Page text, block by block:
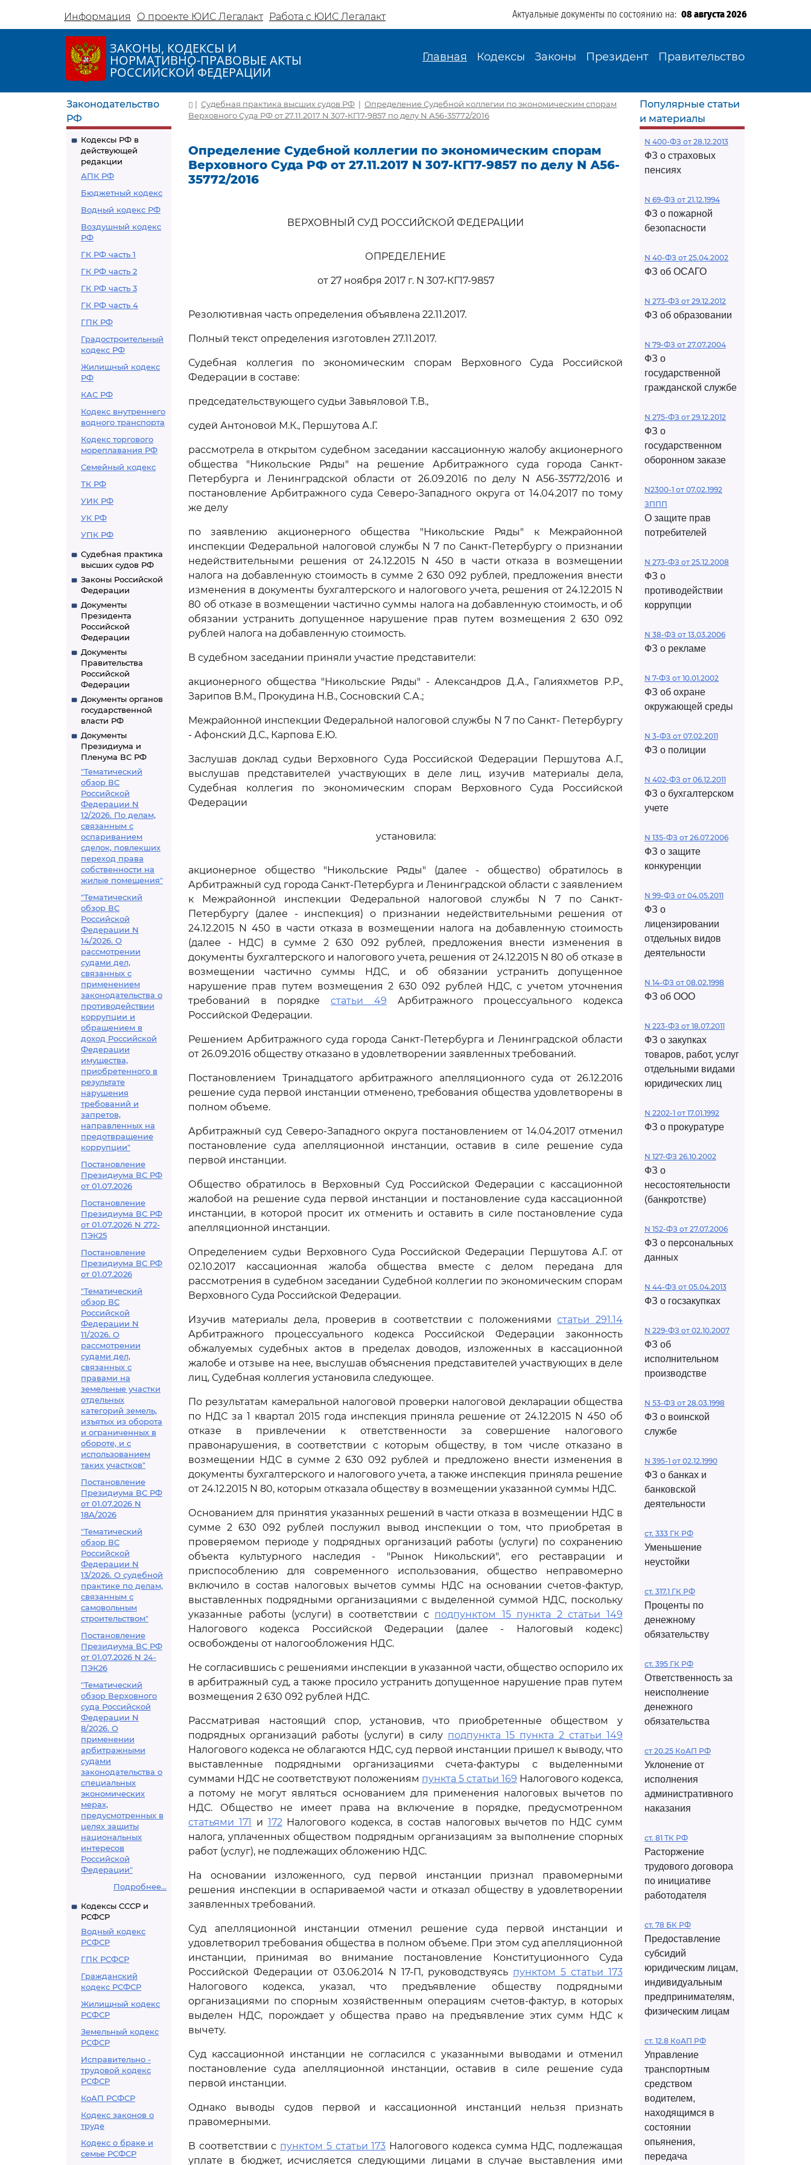
Информация О проекте ЮИС Легалакт Работа с ЮИС Легалакт Актуальные документы по состоянию на: 08 августа 2026
ЗАКОНЫ, КОДЕКСЫ И
НОРМАТИВНО-ПРАВОВЫЕ АКТЫ
РОССИЙСКОЙ ФЕДЕРАЦИИ
Главная Кодексы Законы Президент Правительство
Законодательство
РФ
Кодексы РФ в
действующей
редакции
АПК РФ
Бюджетный кодекс
Водный кодекс РФ
Воздушный кодекс
РФ
ГК РФ часть 1
ГК РФ часть 2
ГК РФ часть 3
ГК РФ часть 4
ГПК РФ
Градостроительный
кодекс РФ
Жилищный кодекс
РФ
КАС РФ
Кодекс внутреннего
водного транспорта
Кодекс торгового
мореплавания РФ
Семейный кодекс
ТК РФ
УИК РФ
УК РФ
УПК РФ
Судебная практика
высших судов РФ
Законы Российской
Федерации
Документы
Президента
Российской
Федерации
Документы
Правительства
Российской
Федерации
Документы органов
государственной
власти РФ
Документы
Президиума и
Пленума ВС РФ
"Тематический
обзор ВС
Российской
Федерации N
12/2026. По делам,
связанным с
оспариванием
сделок, повлекших
переход права
собственности на
жилые помещения"
"Тематический
обзор ВС
Российской
Федерации N
14/2026. О
рассмотрении
судами дел,
связанных с
применением
законодательства о
противодействии
коррупции и
обращением в
доход Российской
Федерации
имущества,
приобретенного в
результате
нарушения
требований и
запретов,
направленных на
предотвращение
коррупции"
Постановление
Президиума ВС РФ
от 01.07.2026
Постановление
Президиума ВС РФ
от 01.07.2026 N 272-
ПЭК25
Постановление
Президиума ВС РФ
от 01.07.2026
"Тематический
обзор ВС
Российской
Федерации N
11/2026. О
рассмотрении
судами дел,
связанных с
правами на
земельные участки
отдельных
категорий земель,
изъятых из оборота
и ограниченных в
обороте, и с
использованием
таких участков"
Постановление
Президиума ВС РФ
от 01.07.2026 N
18А/2026
"Тематический
обзор ВС
Российской
Федерации N
13/2026. О судебной
практике по делам,
связанным с
самовольным
строительством"
Постановление
Президиума ВС РФ
от 01.07.2026 N 24-
ПЭК26
"Тематический
обзор Верховного
суда Российской
Федерации N
8/2026. О
применении
арбитражными
судами
законодательства о
специальных
экономических
мерах,
предусмотренных в
целях защиты
национальных
интересов
Российской
Федерации"
Подробнее...
Кодексы СССР и
РСФСР
Водный кодекс
РСФСР
ГПК РСФСР
Гражданский
кодекс РСФСР
Жилищный кодекс
РСФСР
Земельный кодекс
РСФСР
Исправительно -
трудовой кодекс
РСФСР
КоАП РСФСР
Кодекс законов о
труде
Кодекс о браке и
семье РСФСР
| Судебная практика высших судов РФ | Определение Судебной коллегии по экономическим спорам
Верховного Суда РФ от 27.11.2017 N 307-КГ17-9857 по делу N А56-35772/2016
Определение Судебной коллегии по экономическим спорам
Верховного Суда РФ от 27.11.2017 N 307-КГ17-9857 по делу N А56-
35772/2016
ВЕРХОВНЫЙ СУД РОССИЙСКОЙ ФЕДЕРАЦИИ
ОПРЕДЕЛЕНИЕ
от 27 ноября 2017 г. N 307-КГ17-9857
Резолютивная часть определения объявлена 22.11.2017.
Полный текст определения изготовлен 27.11.2017.
Судебная коллегия по экономическим спорам Верховного Суда Российской
Федерации в составе:
председательствующего судьи Завьяловой Т.В.,
судей Антоновой М.К., Першутова А.Г.
рассмотрела в открытом судебном заседании кассационную жалобу акционерного
общества "Никольские Ряды" на решение Арбитражного суда города Санкт-
Петербурга и Ленинградской области от 26.09.2016 по делу N А56-35772/2016 и
постановление Арбитражного суда Северо-Западного округа от 14.04.2017 по тому
же делу
по заявлению акционерного общества "Никольские Ряды" к Межрайонной
инспекции Федеральной налоговой службы N 7 по Санкт-Петербургу о признании
недействительными решения от 24.12.2015 N 450 в части отказа в возмещении
налога на добавленную стоимость в сумме 2 630 092 рублей, предложения внести
изменения в документы бухгалтерского и налогового учета, решения от 24.12.2015 N
80 об отказе в возмещении частично суммы налога на добавленную стоимость, и об
обязании устранить допущенное нарушение прав путем возмещения 2 630 092
рублей налога на добавленную стоимость.
В судебном заседании приняли участие представители:
акционерного общества "Никольские Ряды" - Александров Д.А., Галияхметов Р.Р.,
Зарипов В.М., Прокудина Н.В., Сосновский С.А.;
Межрайонной инспекции Федеральной налоговой службы N 7 по Санкт- Петербургу
- Афонский Д.С., Карпова Е.Ю.
Заслушав доклад судьи Верховного Суда Российской Федерации Першутова А.Г.,
выслушав представителей участвующих в деле лиц, изучив материалы дела,
Судебная коллегия по экономическим спорам Верховного Суда Российской
Федерации
установила:
акционерное общество "Никольские Ряды" (далее - общество) обратилось в
Арбитражный суд города Санкт-Петербурга и Ленинградской области с заявлением
к Межрайонной инспекции Федеральной налоговой службы N 7 по Санкт-
Петербургу (далее - инспекция) о признании недействительными решения от
24.12.2015 N 450 в части отказа в возмещении налога на добавленную стоимость
(далее - НДС) в сумме 2 630 092 рублей, предложения внести изменения в
документы бухгалтерского и налогового учета, решения от 24.12.2015 N 80 об отказе в
возмещении частично суммы НДС, и об обязании устранить допущенное
нарушение прав путем возмещения 2 630 092 рублей НДС, с учетом уточнения
требований в порядкестатьи 49 Арбитражного процессуального кодекса
Российской Федерации.
Решением Арбитражного суда города Санкт-Петербурга и Ленинградской области
от 26.09.2016 обществу отказано в удовлетворении заявленных требований.
Постановлением Тринадцатого арбитражного апелляционного суда от 26.12.2016
решение суда первой инстанции отменено, требования общества удовлетворены в
полном объеме.
Арбитражный суд Северо-Западного округа постановлением от 14.04.2017 отменил
постановление суда апелляционной инстанции, оставив в силе решение суда
первой инстанции.
Общество обратилось в Верховный Суд Российской Федерации с кассационной
жалобой на решение суда первой инстанции и постановление суда кассационной
инстанции, в которой просит их отменить и оставить в силе постановление суда
апелляционной инстанции.
Определением судьи Верховного Суда Российской Федерации Першутова А.Г. от
02.10.2017 кассационная жалоба общества вместе с делом передана для
рассмотрения в судебном заседании Судебной коллегии по экономическим спорам
Верховного Суда Российской Федерации.
Изучив материалы дела, проверив в соответствии с положениямистатьи 291.14
Арбитражного процессуального кодекса Российской Федерации законность
обжалуемых судебных актов в пределах доводов, изложенных в кассационной
жалобе и отзыве на нее, выслушав объяснения представителей участвующих в деле
лиц, Судебная коллегия установила следующее.
По результатам камеральной налоговой проверки налоговой декларации общества
по НДС за 1 квартал 2015 года инспекция приняла решение от 24.12.2015 N 450 об
отказе в привлечении к ответственности за совершение налогового
правонарушения, в соответствии с которым обществу, в том числе отказано в
возмещении НДС в сумме 2 630 092 рублей и предложено внести изменения в
документы бухгалтерского и налогового учета, а также инспекция приняла решение
от 24.12.2015 N 80, которым отказала обществу в возмещении указанной суммы НДС.
Основанием для принятия указанных решений в части отказа в возмещении НДС в
сумме 2 630 092 рублей послужил вывод инспекции о том, что приобретая в
проверяемом периоде у подрядных организаций работы (услуги) по сохранению
объекта культурного наследия - "Рынок Никольский", его реставрации и
приспособлению для современного использования, общество неправомерно
включило в состав налоговых вычетов суммы НДС на основании счетов-фактур,
выставленных подрядными организациями с выделенной суммой НДС, поскольку
указанные работы (услуги) в соответствии с подпунктом 15 пункта 2 статьи 149
Налогового кодекса Российской Федерации (далее - Налоговый кодекс)
освобождены от налогообложения НДС.
Не согласившись с решениями инспекции в указанной части, общество оспорило их
в арбитражный суд, а также просило устранить допущенное нарушение прав путем
возмещения 2 630 092 рублей НДС.
Рассматривая настоящий спор, установив, что приобретенные обществом у
подрядных организаций работы (услуги) в силу подпункта 15 пункта 2 статьи 149
Налогового кодекса не облагаются НДС, суд первой инстанции пришел к выводу, что
выставленные подрядными организациями счета-фактуры с выделенными
суммами НДС не соответствуют положениям пункта 5 статьи 169 Налогового кодекса,
а потому не могут являться основанием для применения налоговых вычетов по
НДС. Общество не имеет права на включение в порядке, предусмотренном
статьями 171 и 172Налогового кодекса, в состав налоговых вычетов по НДС сумм
налога, уплаченных обществом подрядным организациям за выполнение спорных
работ (услуг), не подлежащих обложению НДС.
На основании изложенного, суд первой инстанции признал правомерными
решения инспекции в оспариваемой части и отказал обществу в удовлетворении
заявленных требований.
Суд апелляционной инстанции отменил решение суда первой инстанции и
удовлетворил требования общества в полном объеме. При этом суд апелляционной
инстанции, принимая во внимание постановление Конституционного Суда
Российской Федерации от 03.06.2014 N 17-П, руководствуясь пунктом 5 статьи 173
Налогового кодекса, указал, что предъявление обществу подрядными
организациями по спорным хозяйственным операциям счетов-фактур, в которых
выделен НДС, порождает у общества право на предъявление этих сумм НДС к
вычету.
Суд кассационной инстанции не согласился с указанными выводами и отменил
постановление суда апелляционной инстанции, оставив в силе решение суда
первой инстанции.
Однако выводы судов первой и кассационной инстанций нельзя признать
правомерными.
В соответствии с пунктом 5 статьи 173 Налогового кодекса сумма НДС, подлежащая
уплате в бюджет, исчисляется следующими лицами в случае выставления ими
Популярные статьи
и материалы
N 400-ФЗ от 28.12.2013
ФЗ о страховых
пенсиях
N 69-ФЗ от 21.12.1994
ФЗ о пожарной
безопасности
N 40-ФЗ от 25.04.2002
ФЗ об ОСАГО
N 273-ФЗ от 29.12.2012
ФЗ об образовании
N 79-ФЗ от 27.07.2004
ФЗ о
государственной
гражданской службе
N 275-ФЗ от 29.12.2012
ФЗ о
государственном
оборонном заказе
N2300-1 от 07.02.1992
ЗППП
О защите прав
потребителей
N 273-ФЗ от 25.12.2008
ФЗ о
противодействии
коррупции
N 38-ФЗ от 13.03.2006
ФЗ о рекламе
N 7-ФЗ от 10.01.2002
ФЗ об охране
окружающей среды
N 3-ФЗ от 07.02.2011
ФЗ о полиции
N 402-ФЗ от 06.12.2011
ФЗ о бухгалтерском
учете
N 135-ФЗ от 26.07.2006
ФЗ о защите
конкуренции
N 99-ФЗ от 04.05.2011
ФЗ о
лицензировании
отдельных видов
деятельности
N 14-ФЗ от 08.02.1998
ФЗ об ООО
N 223-ФЗ от 18.07.2011
ФЗ о закупках
товаров, работ, услуг
отдельными видами
юридических лиц
N 2202-1 от 17.01.1992
ФЗ о прокуратуре
N 127-ФЗ 26.10.2002
ФЗ о
несостоятельности
(банкротстве)
N 152-ФЗ от 27.07.2006
ФЗ о персональных
данных
N 44-ФЗ от 05.04.2013
ФЗ о госзакупках
N 229-ФЗ от 02.10.2007
ФЗ об
исполнительном
производстве
N 53-ФЗ от 28.03.1998
ФЗ о воинской
службе
N 395-1 от 02.12.1990
ФЗ о банках и
банковской
деятельности
ст. 333 ГК РФ
Уменьшение
неустойки
ст. 317.1 ГК РФ
Проценты по
денежному
обязательству
ст. 395 ГК РФ
Ответственность за
неисполнение
денежного
обязательства
ст 20.25 КоАП РФ
Уклонение от
исполнения
административного
наказания
ст. 81 ТК РФ
Расторжение
трудового договора
по инициативе
работодателя
ст. 78 БК РФ
Предоставление
субсидий
юридическим лицам,
индивидуальным
предпринимателям,
физическим лицам
ст. 12.8 КоАП РФ
Управление
транспортным
средством
водителем,
находящимся в
состоянии
опьянения,
передача